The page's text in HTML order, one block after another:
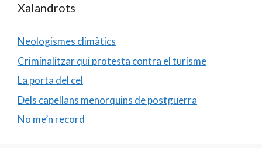
Xalandrots
Neologismes climàtics
Criminalitzar qui protesta contra el turisme
La porta del cel
Dels capellans menorquins de postguerra
No me’n record